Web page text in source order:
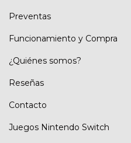
Preventas
Funcionamiento y Compra
¿Quiénes somos?
Reseñas
Contacto
Juegos Nintendo Switch